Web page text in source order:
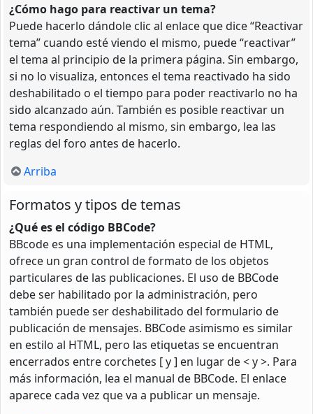
¿Cómo hago para reactivar un tema?
Puede hacerlo dándole clic al enlace que dice “Reactivar
tema” cuando esté viendo el mismo, puede “reactivar”
el tema al principio de la primera página. Sin embargo,
si no lo visualiza, entonces el tema reactivado ha sido
deshabilitado o el tiempo para poder reactivarlo no ha
sido alcanzado aún. También es posible reactivar un
tema respondiendo al mismo, sin embargo, lea las
reglas del foro antes de hacerlo.
Arriba
Formatos y tipos de temas
¿Qué es el código BBCode?
BBcode es una implementación especial de HTML,
ofrece un gran control de formato de los objetos
particulares de las publicaciones. El uso de BBCode
debe ser habilitado por la administración, pero
también puede ser deshabilitado del formulario de
publicación de mensajes. BBCode asimismo es similar
en estilo al HTML, pero las etiquetas se encuentran
encerrados entre corchetes [ y ] en lugar de < y >. Para
más información, lea el manual de BBCode. El enlace
aparece cada vez que va a publicar un mensaje.